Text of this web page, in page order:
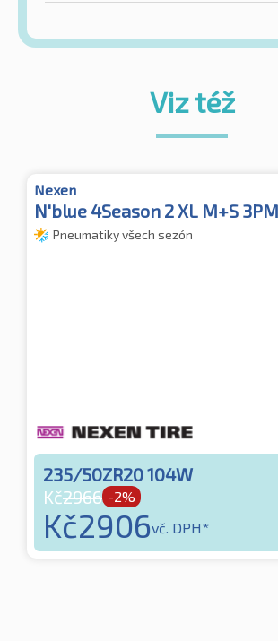
Viz též
Nexen
N'blue 4Season 2 XL M+S
Pneumatiky všech sezón
235/50ZR20 104W
Kč2966 -2%
Kč2906vč. DPH*